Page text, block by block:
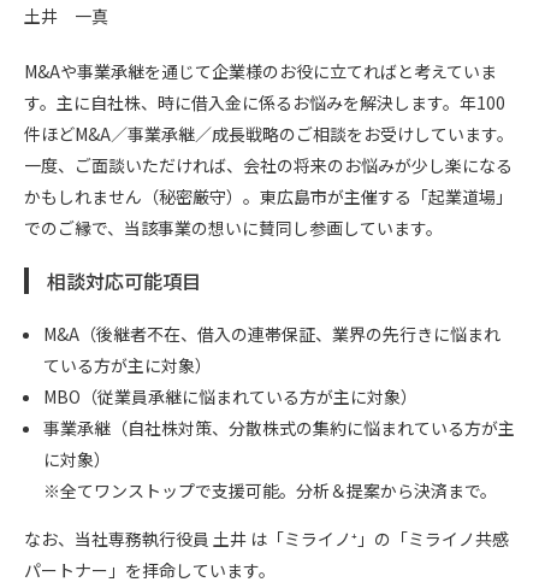
土井 一真
M&Aや事業承継を通じて企業様のお役に立てればと考えていま
す。主に自社株、時に借入金に係るお悩みを解決します。年100
件ほどM&A／事業承継／成長戦略のご相談をお受けしています。
一度、ご面談いただければ、会社の将来のお悩みが少し楽になる
かもしれません（秘密厳守）。東広島市が主催する「起業道場」
でのご縁で、当該事業の想いに賛同し参画しています。
相談対応可能項目
M&A（後継者不在、借入の連帯保証、業界の先行きに悩まれ
ている方が主に対象）
MBO（従業員承継に悩まれている方が主に対象）
事業承継（自社株対策、分散株式の集約に悩まれている方が主
に対象）
※全てワンストップで支援可能。分析＆提案から決済まで。
なお、当社専務執行役員 土井 は「ミライノ⁺」の「ミライノ共感
パートナー」を拝命しています。